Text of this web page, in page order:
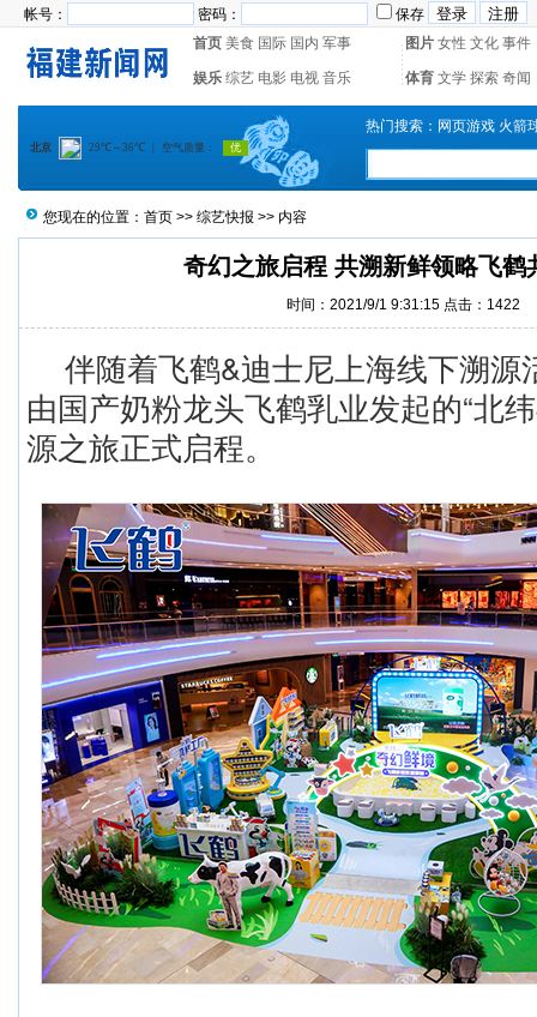
帐号： 密码：
保存
首页 美食 国际 国内 军事 图片 女性 文化 事件
娱乐 综艺 电影 电视 音乐 体育 文学 探索 奇闻
热门搜索： 网页游戏 火箭
您现在的位置： 首页 >> 综艺快报 >> 内容
奇幻之旅启程 共溯新鲜领略飞鹤
时间：2021/9/1 9:31:15 点击：1422
伴随着飞鹤&迪士尼上海线下溯源
由国产奶粉龙头飞鹤乳业发起的“北
源之旅正式启程。